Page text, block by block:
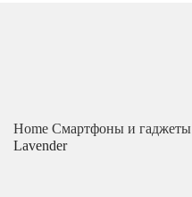
Home Смартфоны и гаджеты
Lavender